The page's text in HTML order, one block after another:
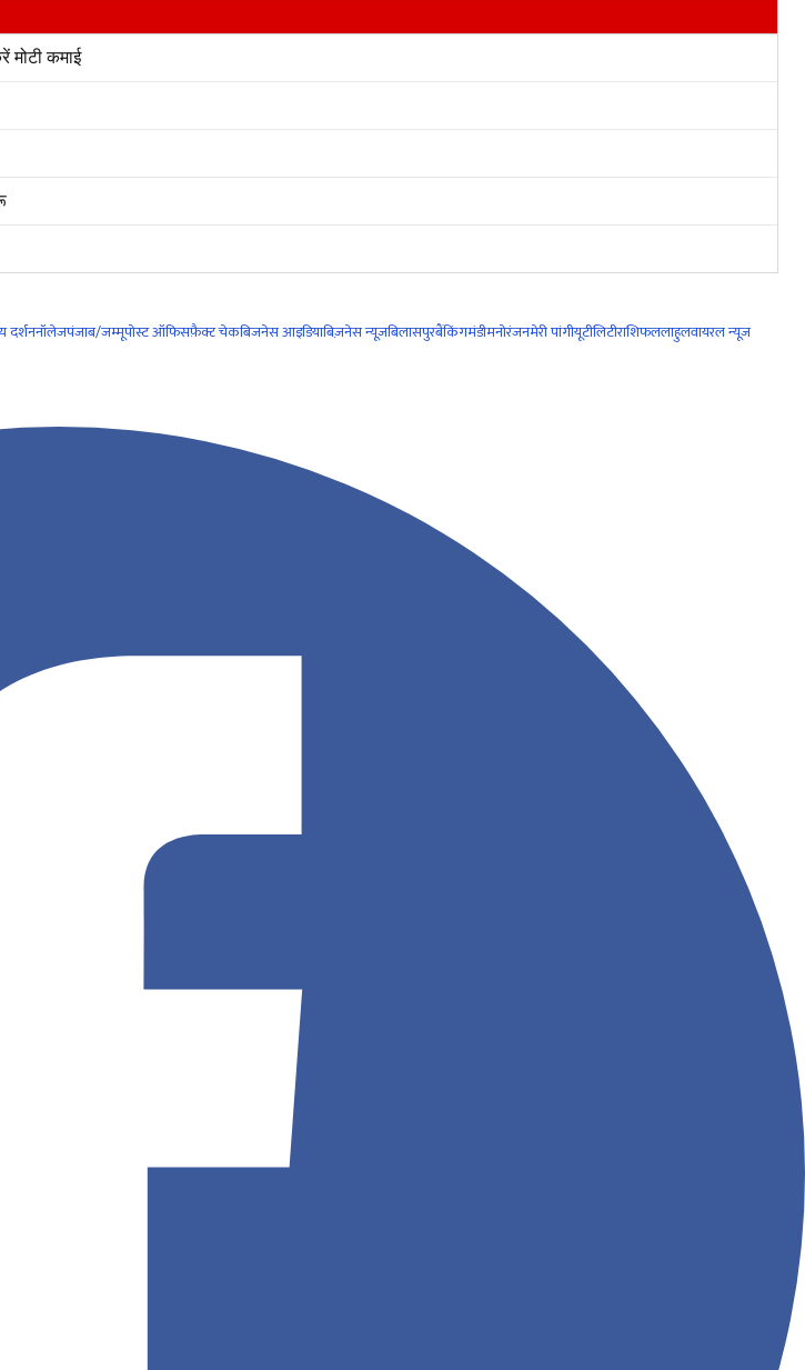
कमाई
दर्शननॉलेजपंजाब/जम्मूपोस्ट ऑफिसफ़ैक्ट चेकबिजनेस आइडियाबिज़नेस न्यूज़बिलासपुरबैंकिंगमंडीमनोरंजनमेरी पांगीयूटीलिटीराशिफललाहुलवायरल न्यूज़